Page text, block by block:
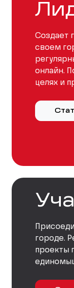
Создает
своем
онлайн.
целях и
городе.
проекты